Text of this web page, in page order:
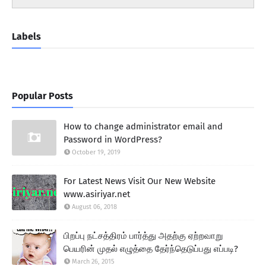
Labels
Popular Posts
How to change administrator email and
Password in WordPress?
October 19, 2019
For Latest News Visit Our New Website
www.asiriyar.net
August 06, 2018
பிறப்பு நட்சத்திரம் பார்த்து அதற்கு ஏற்றவாறு
பெயரின் முதல் எழுத்தை தேர்ந்தெடுப்பது எப்படி?
March 26, 2015